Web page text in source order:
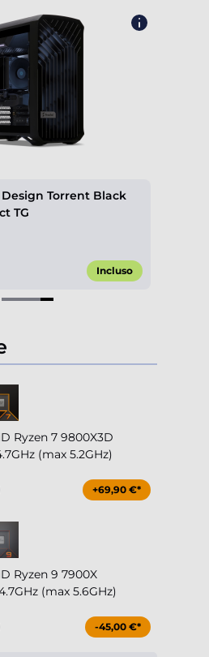
Torrent Black
TG
Incluso
Ryzen 7 9800X3D
(max 5.2GHz)
+69,90 €*
Ryzen 9 7900X
(max 5.6GHz)
-45,00 €*